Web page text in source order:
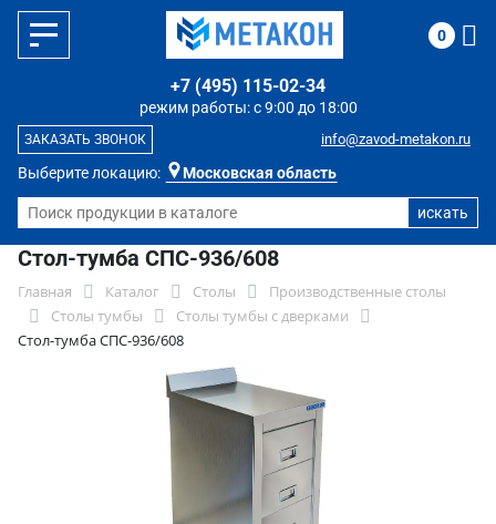
Выберите локацию: Московская область
режим работы: с 9:00 до 18:00
+7 (495) 115-02-34
info@zavod-metakon.ru
ЗАКАЗАТЬ ЗВОНОК
0
Стол-тумба СПС-936/608
Главная Каталог Столы
Производственные столы
Столы тумбы
Столы тумбы с дверками
Стол-тумба СПС-936/608